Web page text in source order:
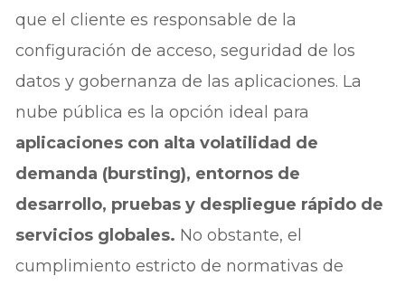
que el cliente es responsable de la
configuración de acceso, seguridad de los
datos y gobernanza de las aplicaciones. La
nube pública es la opción ideal para
aplicaciones con alta volatilidad de
demanda (bursting), entornos de
desarrollo, pruebas y despliegue rápido de
servicios globales. No obstante, el
cumplimiento estricto de normativas de